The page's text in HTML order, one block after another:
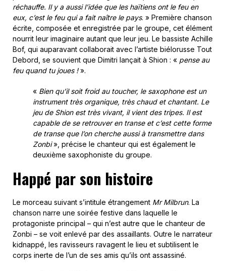
réchauffe. Il y a aussi l’idée que les haïtiens ont le feu en
eux, c’est le feu qui a fait naître le pays. » Première chanson
écrite, composée et enregistrée par le groupe, cet élément
nourrit leur imaginaire autant que leur jeu. Le bassiste Achille
Bof, qui auparavant collaborait avec l’artiste biélorusse Tout
Debord, se souvient que Dimitri lançait à Shion : « pense au
feu quand tu joues !».
« Bien qu’il soit froid au toucher, le saxophone est un
instrument très organique, très chaud et chantant. Le
jeu de Shion est très vivant, il vient des tripes. Il est
capable de se retrouver en transe et c’est cette forme
de transe que l’on cherche aussi à transmettre dans
Zonbi», précise le chanteur qui est également le
deuxième saxophoniste du groupe.
Happé par son histoire
Le morceau suivant s’intitule étrangement Mr Milbrun. La
chanson narre une soirée festive dans laquelle le
protagoniste principal – qui n’est autre que le chanteur de
Zonbi – se voit enlevé par des assaillants. Outre le narrateur
kidnappé, les ravisseurs ravagent le lieu et subtilisent le
corps inerte de l’un de ses amis qu’ils ont assassiné.